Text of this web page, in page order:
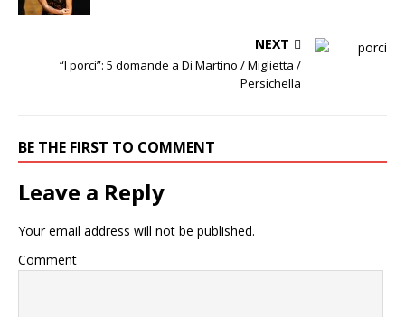
NEXT
“I porci”: 5 domande a Di Martino / Miglietta /
Persichella
BE THE FIRST TO COMMENT
Leave a Reply
Your email address will not be published.
Comment